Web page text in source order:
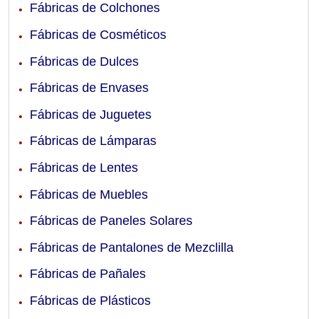
Fábricas de Colchones
Fábricas de Cosméticos
Fábricas de Dulces
Fábricas de Envases
Fábricas de Juguetes
Fábricas de Lámparas
Fábricas de Lentes
Fábricas de Muebles
Fábricas de Paneles Solares
Fábricas de Pantalones de Mezclilla
Fábricas de Pañales
Fábricas de Plásticos